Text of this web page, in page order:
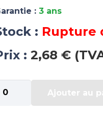
: 3 ans
: Rupture
: 2,68 €
Ajouter au